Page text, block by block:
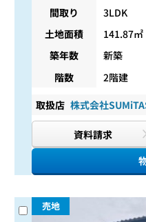
間取り
3LDK
土地面積
141.87㎡
築年数
新築
階数
2階建
取扱店 株式会社
資料請求
売地